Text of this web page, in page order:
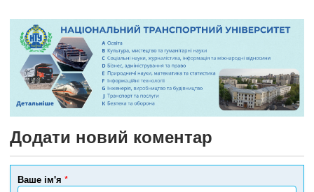
Додати новий коментар
Ваше ім'я *